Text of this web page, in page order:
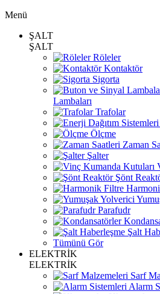
Menü
ŞALT
ŞALT
Röleler
Kontaktör
Sigorta
Lambaları
Trafolar
Ölçme
Zaman
Şalter
Şönt
Parafudr
Şalt
Tümünü Gör
ELEKTRİK
ELEKTRİK
Sarf
Alarm